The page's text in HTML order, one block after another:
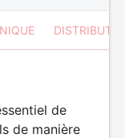
de
de manière